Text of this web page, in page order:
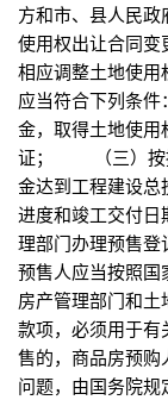
方和市、县人民
使用权出让合同变
相应调整土地使
应当符合下列条
金，取得土地使
证； （三）按提
金达到工程建设总
进度和竣工交付
理部门办理预售
预售人应当按照
房产管理部门和
款项，必须用于
售的，商品房预购
问题，由国务院